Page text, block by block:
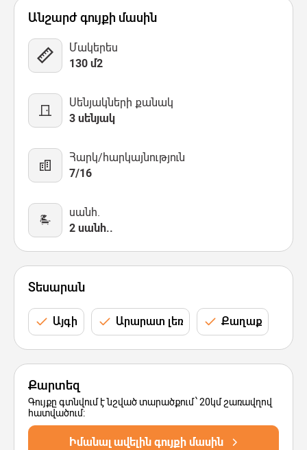
7 Նկար Քարտեզ
Անշարժ գույքի մասին
Մակերես
130 մ2
Սենյակների քանակ
3 սենյակ
Հարկ/հարկայնություն
7/16
սանհ.
2 սանհ..
Տեսարան
Այգի Արարատ լեռ Քաղաք
Քարտեզ
Գույքը գտնվում է նշված տարածքում՝ 20կմ շառավղով
հատվածում:
Իմանալ ավելին գույքի մասին